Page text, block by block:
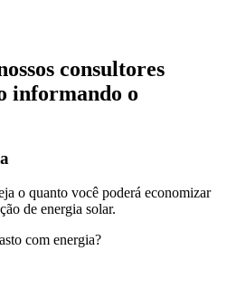
consultores
informando o
o quanto você poderá economizar
de energia solar.
com energia?